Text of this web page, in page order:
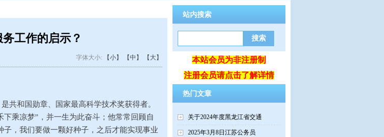
站内搜索
本站会员为非注册制
注册会员请点击了解详情
热门文章
关于2024年度黑龙江省交通
2025年3月8日江苏公务员
工作的启示？
字体大小: 【小】 【中】 【大】
和国勋章、国家最高科学技术奖获得者。
乘凉梦”，并一生为此奋斗；他常常回顾自
，我们要做一颗好种子，之后才能实现事业